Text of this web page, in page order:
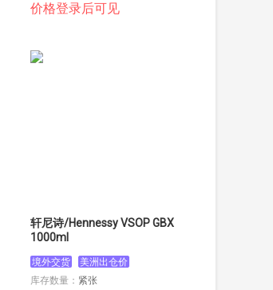
价格登录后可见
轩尼诗/Hennessy VSOP GBX
1000ml
境外交货
美洲出仓价
库存数量： 紧张